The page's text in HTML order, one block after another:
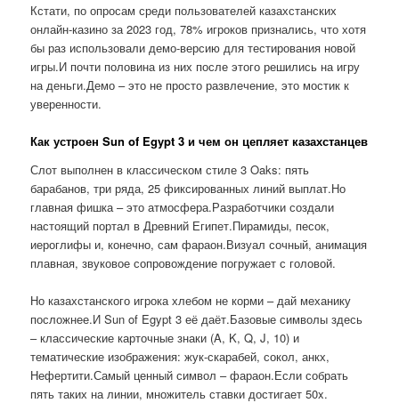
Кстати, по опросам среди пользователей казахстанских
онлайн-казино за 2023 год, 78% игроков признались, что хотя
бы раз использовали демо-версию для тестирования новой
игры.И почти половина из них после этого решились на игру
на деньги.Демо – это не просто развлечение, это мостик к
уверенности.
Как устроен Sun of Egypt 3 и чем он цепляет казахстанцев
Слот выполнен в классическом стиле 3 Oaks: пять
барабанов, три ряда, 25 фиксированных линий выплат.Но
главная фишка – это атмосфера.Разработчики создали
настоящий портал в Древний Египет.Пирамиды, песок,
иероглифы и, конечно, сам фараон.Визуал сочный, анимация
плавная, звуковое сопровождение погружает с головой.
Но казахстанского игрока хлебом не корми – дай механику
посложнее.И Sun of Egypt 3 её даёт.Базовые символы здесь
– классические карточные знаки (A, K, Q, J, 10) и
тематические изображения: жук-скарабей, сокол, анкх,
Нефертити.Самый ценный символ – фараон.Если собрать
пять таких на линии, множитель ставки достигает 50x.